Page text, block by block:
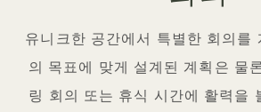
유니크한 공간에서 특별한 회의를
의 목표에 맞게 설계된 계획은 물
링 회의 또는 휴식 시간에 활력을